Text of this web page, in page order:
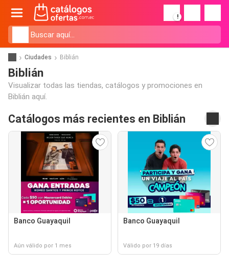
!
Ciudades Biblián
Biblián
Visualizar todas las tiendas, catálogos y promociones en
Biblián aquí.
Catálogos más recientes en Biblián
Banco Guayaquil
Aún válido por 1 mes
Banco Guayaquil
Válido por 19 días